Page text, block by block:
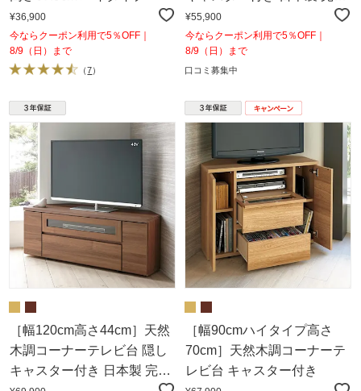
¥36,900
今ならクーポン利用で5％OFF｜
8/9（日）まで
（7）
品
¥55,900
今ならクーポン利用で5％OFF｜
8/9（日）まで
口コミ募集中
［幅120cm高さ44cm］天然
木調コーナーテレビ台 隠し
キャスター付き 日本製 完成
［幅90cmハイタイプ高さ
70cm］天然木調コーナーテ
レビ台 キャスター付き